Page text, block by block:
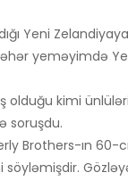
Yeni
yeməyimdə
olduğu kimi
soruşdu.
Brothers-ın 60-